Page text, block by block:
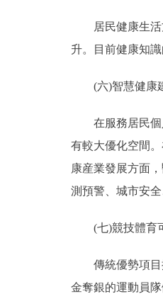
居民健康生活方
升。目前健康知
(六)智慧健康
在服務居民個人
有較大優化空間
康産業發展方面
測預警、城市安
(七)競技體育
傳統優勢項目提
金奪銀的運動員